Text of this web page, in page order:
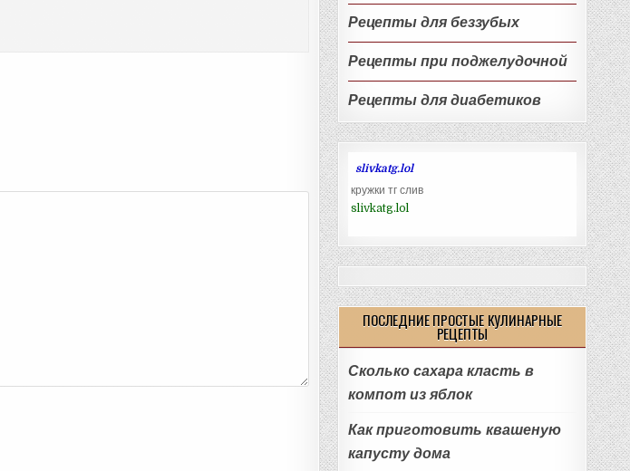
Рецепты для беззубых
Рецепты при поджелудочной
Рецепты для диабетиков
slivkatg.lol
кружки тг слив
slivkatg.lol
ПОСЛЕДНИЕ ПРОСТЫЕ КУЛИНАРНЫЕ
РЕЦЕПТЫ
Сколько сахара класть в
компот из яблок
Как приготовить квашеную
капусту дома